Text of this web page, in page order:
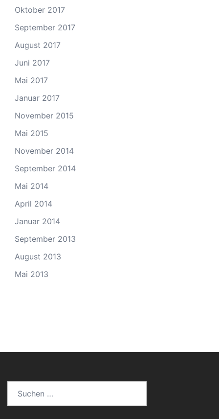
Oktober 2017
September 2017
August 2017
Juni 2017
Mai 2017
Januar 2017
November 2015
Mai 2015
November 2014
September 2014
Mai 2014
April 2014
Januar 2014
September 2013
August 2013
Mai 2013